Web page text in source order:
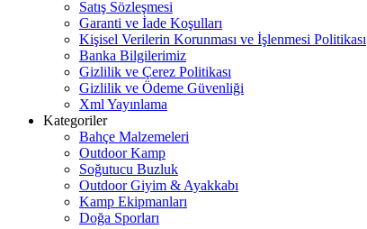
Satış Sözleşmesi
Garanti ve İade Koşulları
Kişisel Verilerin Korunması ve İşlenmesi Politikası
Banka Bilgilerimiz
Gizlilik ve Çerez Politikası
Gizlilik ve Ödeme Güvenliği
Xml Yayınlama
Kategoriler
Bahçe Malzemeleri
Outdoor Kamp
Soğutucu Buzluk
Outdoor Giyim & Ayakkabı
Kamp Ekipmanları
Doğa Sporları